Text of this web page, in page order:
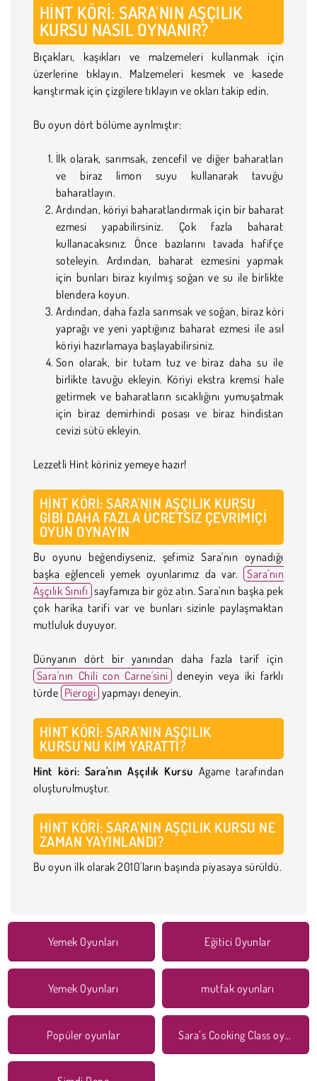
HINT KÖRI: SARA'NIN AŞÇILIK
KURSU NASIL OYNANIR?
Bıçakları, kaşıkları ve malzemeleri kullanmak için
üzerlerine tıklayın. Malzemeleri kesmek ve kasede
karıştırmak için çizgilere tıklayın ve okları takip edin.
Bu oyun dört bölüme ayrılmıştır:
İlk olarak, sarımsak, zencefil ve diğer baharatları
ve biraz limon suyu kullanarak tavuğu
baharatlayın.
Ardından, köriyi baharatlandırmak için bir baharat
ezmesi yapabilirsiniz. Çok fazla baharat
kullanacaksınız. Önce bazılarını tavada hafifçe
soteleyin. Ardından, baharat ezmesini yapmak
için bunları biraz kıyılmış soğan ve su ile birlikte
blendera koyun.
Ardından, daha fazla sarımsak ve soğan, biraz köri
yaprağı ve yeni yaptığınız baharat ezmesi ile asıl
köriyi hazırlamaya başlayabilirsiniz.
Son olarak, bir tutam tuz ve biraz daha su ile
birlikte tavuğu ekleyin. Köriyi ekstra kremsi hale
getirmek ve baharatların sıcaklığını yumuşatmak
için biraz demirhindi posası ve biraz hindistan
cevizi sütü ekleyin.
Lezzetli Hint köriniz yemeye hazır!
HINT KÖRI: SARA'NIN AŞÇILIK KURSU
GIBI DAHA FAZLA ÜCRETSIZ ÇEVRIMIÇI
OYUN OYNAYIN
Bu oyunu beğendiyseniz, şefimiz Sara'nın oynadığı
başka eğlenceli yemek oyunlarımız da var. Sara'nın
Aşçılık Sınıfı sayfamıza bir göz atın. Sara'nın başka pek
çok harika tarifi var ve bunları sizinle paylaşmaktan
mutluluk duyuyor.
Dünyanın dört bir yanından daha fazla tarif için
Sara'nın Chili con Carne'sini deneyin veya iki farklı
türde Pierogi yapmayı deneyin.
HINT KÖRI: SARA'NIN AŞÇILIK
KURSU'NU KIM YARATTI?
Hint köri: Sara'nın Aşçılık Kursu Agame tarafından
oluşturulmuştur.
HINT KÖRI: SARA'NIN AŞÇILIK KURSU NE
ZAMAN YAYINLANDI?
Bu oyun ilk olarak 2010'ların başında piyasaya sürüldü.
Yemek Oyunları Eğitici Oyunlar
Yemek Oyunları mutfak oyunları
Popüler oyunlar Sara’s Cooking Class oyunları